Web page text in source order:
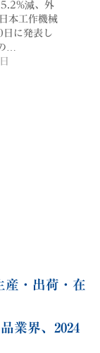
5.2%減、外
本工作機械
日に発表し
…
産・出荷・在
業界、2024